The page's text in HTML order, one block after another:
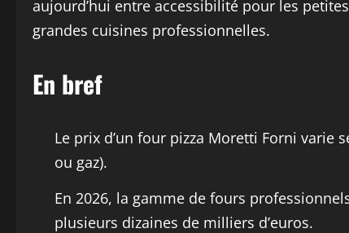
aujourd’hui entre accessibilité pour les
grandes cuisines professionnelles.
En bref
Le prix d’un four pizza Moretti Forni varie
ou gaz).
En 2026, la gamme de fours
plusieurs dizaines de milliers d’euros.